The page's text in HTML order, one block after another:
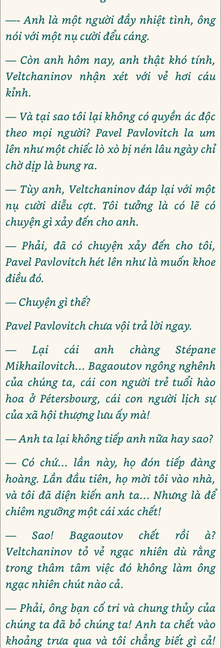
—- Anh là một người đầy nhiệt tình, ông
nói với một nụ cười đểu cáng.
— Còn anh hôm nay, anh thật khó tính,
Veltchaninov nhận xét với vẻ hơi cáu
kỉnh.
— Và tại sao tôi lại không có quyền ác độc
theo mọi người? Pavel Pavlovitch la um
lên như một chiếc lò xò bị nén lâu ngày chỉ
chờ dịp là bung ra.
— Tùy anh, Veltchaninov đáp lại với một
nụ cười diễu cợt. Tôi tưởng là có lẽ có
chuyện gì xảy đến cho anh.
— Phải, đã có chuyện xảy đến cho tôi,
Pavel Pavlovitch hét lên như là muốn khoe
điều đó.
— Chuyện gì thế?
Pavel Pavlovitch chưa vội trả lời ngay.
— Lại cái anh chàng Stépane
Mikhailovitch... Bagaoutov ngông nghênh
của chúng ta, cái con người trẻ tuổi hào
hoa ở Pétersbourg, cái con người lịch sự
của xã hội thượng lưu ấy mà!
— Anh ta lại không tiếp anh nữa hay sao?
— Có chứ... lần này, họ đón tiếp đàng
hoàng. Lần đầu tiên, họ mời tôi vào nhà,
và tôi đã diện kiến anh ta... Nhưng là để
chiêm ngưỡng một cái xác chết!
— Sao! Bagaoutov chết rồi à?
Veltchaninov tỏ vẻ ngạc nhiên dù rằng
trong thâm tâm việc đó không làm ông
ngạc nhiên chút nào cả.
— Phải, ông bạn cố tri và chung thủy của
chúng ta đã bỏ chúng ta! Anh ta chết vào
khoảng trưa qua và tôi chẳng biết gì cả!